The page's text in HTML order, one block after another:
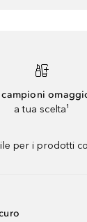
campioni
a tua scelta¹
per i prodotti